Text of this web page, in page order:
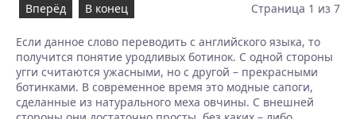
Вперёд
В конец Страница 1 из 7
Если данное слово переводить с английского языка, то
получится понятие уродливых ботинок. С одной стороны
угги считаются ужасными, но с другой – прекрасными
ботинками. В современное время это модные сапоги,
сделанные из натурального меха овчины. С внешней